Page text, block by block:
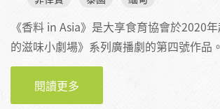
《香料 in Asia》是大享食育協會於2020
的滋味小劇場》系列廣播劇的第四號作品。
閱讀更多
上線，歡迎收看！